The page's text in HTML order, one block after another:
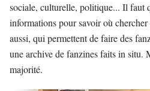
sociale, culturelle, politique... Il faut
informations pour savoir où
aussi, qui permettent de faire des
une archive de fanzines faits in situ.
majorité.